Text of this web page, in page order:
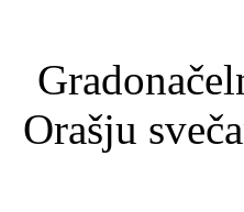
Orašju